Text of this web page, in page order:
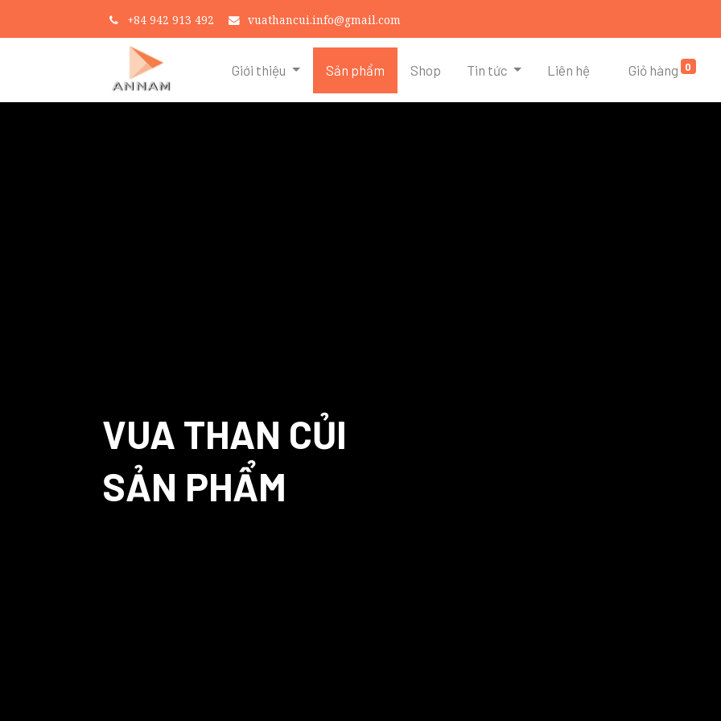
+84 942 913 492 vuathancui.info@gmail.com
Giới thiệu Sản phẩm Shop Tin tức Liên hệ Giỏ hàng 0
VUA THAN CỦI
SẢN PHẨM